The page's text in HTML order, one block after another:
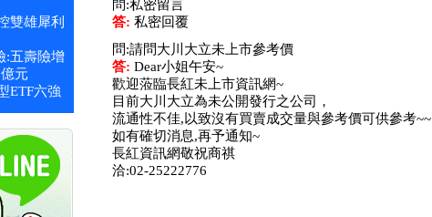
雙雄犀利
五壽險增
元
ETF六強
式ETF溢
新壽Q1外
:宇辰業績
櫃轉上櫃
問:私密留言
答: 私密回覆
問:請問大川大立未上市參考價
答: Dear小姐午安~
歡迎蒞臨長紅未上市資訊網~
目前大川大立為未公開發行之公司，
流通性不佳,以致沒有買賣成交量與參考價可供參考~~
如有確切消息,再予通知~
長紅資訊網敬祝商祺
洽:02-25222776